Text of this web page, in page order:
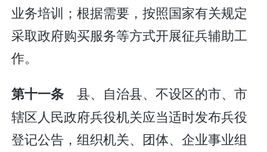
业务培训；根据需要，按照国家有关规定
采取政府购买服务等方式开展征兵辅助工
作。
第十一条 县、自治县、不设区的市、市
辖区人民政府兵役机关应当适时发布兵役
登记公告，组织机关、团体、企业事业组